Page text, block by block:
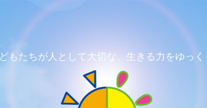
もたちが人として大切な、生きる力をゆっく